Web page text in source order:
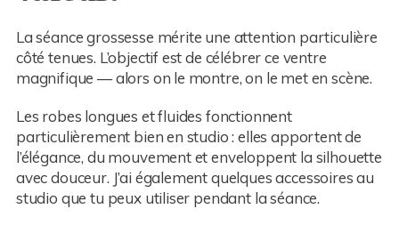
La séance grossesse mérite une attention particulière
côté tenues. L’objectif est de célébrer ce ventre
magnifique — alors on le montre, on le met en scène.
Les robes longues et fluides fonctionnent
particulièrement bien en studio : elles apportent de
l’élégance, du mouvement et enveloppent la silhouette
avec douceur. J’ai également quelques accessoires au
studio que tu peux utiliser pendant la séance.